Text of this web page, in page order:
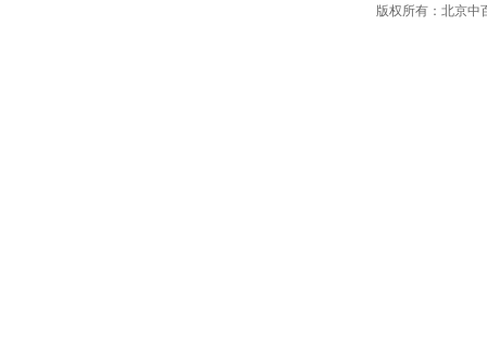
版权所有：北京